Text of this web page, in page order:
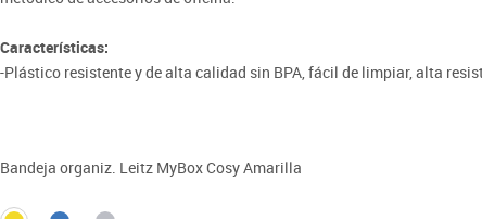
Características:
-Plástico resistente y de alta calidad sin BPA, fácil de limpiar, alta
Bandeja organiz. Leitz MyBox Cosy Amarilla